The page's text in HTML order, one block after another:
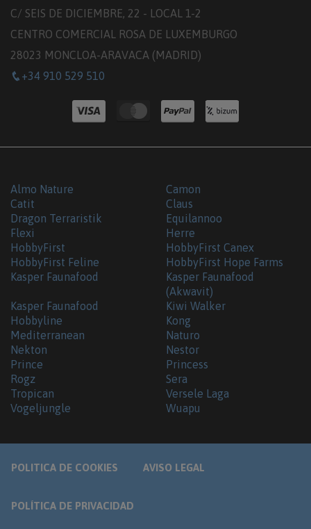
C/ SEIS DE DICIEMBRE, 22 - LOCAL 1-2
CENTRO COMERCIAL ROSA DE LUXEMBURGO
28023 MONCLOA-ARAVACA (MADRID)
+34 910 529 510
Almo Nature
Camon
Catit
Claus
Dragon Terraristik
Equilannoo
Flexi
Herre
HobbyFirst
HobbyFirst Canex
HobbyFirst Feline
HobbyFirst Hope Farms
Kasper Faunafood
Kasper Faunafood
(Akwavit)
Kasper Faunafood
Hobbyline
Kiwi Walker
Kong
Mediterranean
Naturo
Nekton
Nestor
Prince
Princess
Rogz
Sera
Tropican
Versele Laga
Vogeljungle
Wuapu
POLITICA DE COOKIES AVISO LEGAL
POLÍTICA DE PRIVACIDAD